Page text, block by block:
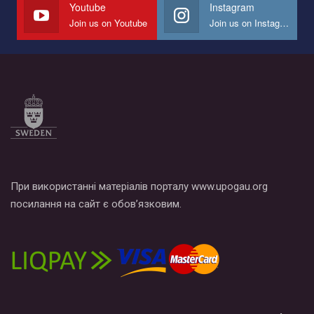
Все, что вам нужно сделать - это зайти на наш канал YouTube
Youtube
Join us on Youtube
Instagram
Join us on Instagram
При використанні матеріалів порталу www.upogau.org
посилання на сайт є обов’язковим.